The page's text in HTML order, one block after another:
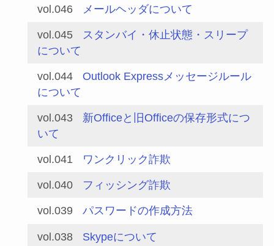
vol.046 メールヘッダについて
vol.045
スタンバイ・休止状態・スリープ
について
vol.044
Outlook Expressメッセージルール
について
vol.043
新Officeと旧Officeの保存形式につ
いて
vol.041 ワンクリック詐欺
vol.040 フィッシング詐欺
vol.039 パスワードの作成方法
vol.038 Skypeについて